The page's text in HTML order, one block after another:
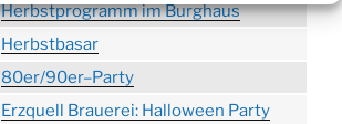
Herbstprogramm im Burghaus
Herbstbasar
80er/90er–Party
Erzquell Brauerei: Halloween Party